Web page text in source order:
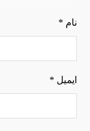
نام *
ایمیل *